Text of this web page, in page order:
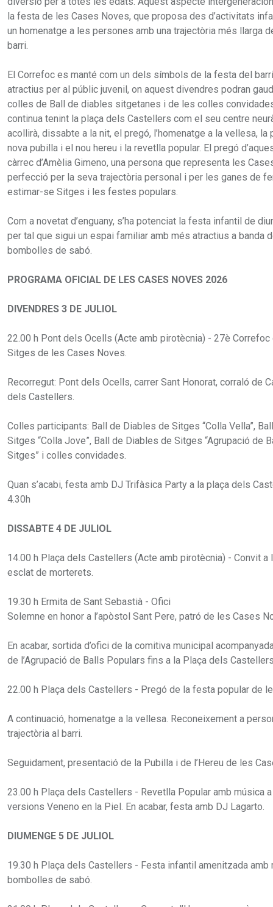
la festa de les Cases Noves, que proposa des d’activitats
un homenatge a les persones amb una trajectòria més llarga
barri.
El Correfoc es manté com un dels símbols de la festa del
atractius per al públic juvenil, on aquest divendres podran
colles de Ball de diables sitgetanes i de les colles
continua tenint la plaça dels Castellers com el seu centre
acollirà, dissabte a la nit, el pregó, l’homenatge a la vellesa, la
nova pubilla i el nou hereu i la revetlla popular. El pregó
càrrec d’Amèlia Gimeno, una persona que representa les
perfecció per la seva trajectòria personal i per les ganes de
estimar-se Sitges i les festes populars.
Com a novetat d’enguany, s’ha potenciat la festa infantil de
per tal que sigui un espai familiar amb més atractius a banda
bombolles de sabó.
PROGRAMA OFICIAL DE LES CASES NOVES 2026
DIVENDRES 3 DE JULIOL
22.00 h Pont dels Ocells (Acte amb pirotècnia) - 27è Correfoc
Sitges de les Cases Noves.
Recorregut: Pont dels Ocells, carrer Sant Honorat, corraló de
dels Castellers.
Colles participants: Ball de Diables de Sitges “Colla Vella”,
Sitges “Colla Jove”, Ball de Diables de Sitges “Agrupació de
Sitges” i colles convidades.
Quan s’acabi, festa amb DJ Trifàsica Party a la plaça dels
4.30h
DISSABTE 4 DE JULIOL
14.00 h Plaça dels Castellers (Acte amb pirotècnia) - Convit a
esclat de morterets.
19.30 h Ermita de Sant Sebastià - Ofici
Solemne en honor a l’apòstol Sant Pere, patró de les Cases
En acabar, sortida d’ofici de la comitiva municipal
de l’Agrupació de Balls Populars fins a la Plaça dels
22.00 h Plaça dels Castellers - Pregó de la festa popular de
A continuació, homenatge a la vellesa. Reconeixement a
trajectòria al barri.
Seguidament, presentació de la Pubilla i de l’Hereu de les
23.00 h Plaça dels Castellers - Revetlla Popular amb música
versions Veneno en la Piel. En acabar, festa amb DJ Lagarto.
DIUMENGE 5 DE JULIOL
19.30 h Plaça dels Castellers - Festa infantil amenitzada amb
bombolles de sabó.